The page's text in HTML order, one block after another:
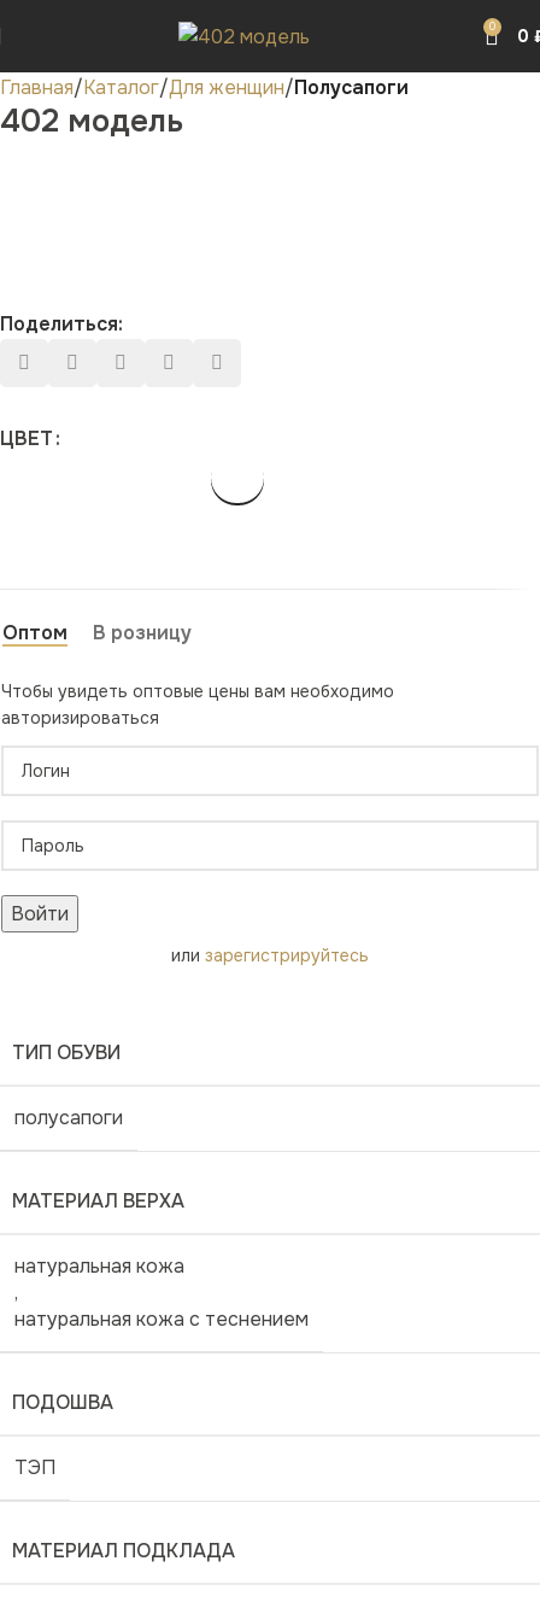
0 0
Главная Каталог Для женщин Полусапоги
402 модель
Поделиться:
ЦВЕТ
Оптом В розницу
Чтобы увидеть оптовые цены вам необходимо
авторизироваться
Войти
или зарегистрируйтесь
ТИП ОБУВИ
полусапоги
МАТЕРИАЛ ВЕРХА
натуральная кожа
,
натуральная кожа с теснением
ПОДОШВА
ТЭП
МАТЕРИАЛ ПОДКЛАДА